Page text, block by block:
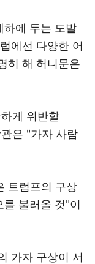
하에 두는 도발
에선 다양한 어
히 해 허니문은
게 위반할
은 "가자 사람
트럼프의 구상
불러올 것"이
가자 구상이 서